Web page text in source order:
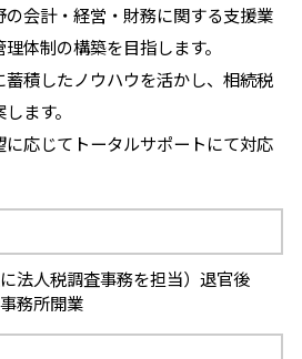
会計・経営・財務に関する支援業
体制の構築を目指します。
積したノウハウを活かし、相続税
ます。
応じてトータルサポートにて対応
法人税調査事務を担当）退官後
務所開業